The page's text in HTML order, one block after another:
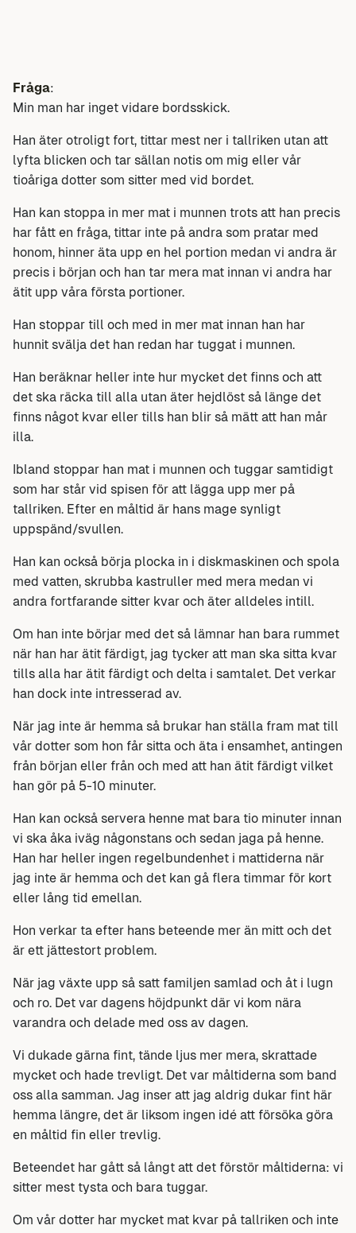
Fråga:
Min man har inget vidare bordsskick.
Han äter otroligt fort, tittar mest ner i tallriken utan att
lyfta blicken och tar sällan notis om mig eller vår
tioåriga dotter som sitter med vid bordet.
Han kan stoppa in mer mat i munnen trots att han precis
har fått en fråga, tittar inte på andra som pratar med
honom, hinner äta upp en hel portion medan vi andra är
precis i början och han tar mera mat innan vi andra har
ätit upp våra första portioner.
Han stoppar till och med in mer mat innan han har
hunnit svälja det han redan har tuggat i munnen.
Han beräknar heller inte hur mycket det finns och att
det ska räcka till alla utan äter hejdlöst så länge det
finns något kvar eller tills han blir så mätt att han mår
illa.
Ibland stoppar han mat i munnen och tuggar samtidigt
som har står vid spisen för att lägga upp mer på
tallriken. Efter en måltid är hans mage synligt
uppspänd/svullen.
Han kan också börja plocka in i diskmaskinen och spola
med vatten, skrubba kastruller med mera medan vi
andra fortfarande sitter kvar och äter alldeles intill.
Om han inte börjar med det så lämnar han bara rummet
när han har ätit färdigt, jag tycker att man ska sitta kvar
tills alla har ätit färdigt och delta i samtalet. Det verkar
han dock inte intresserad av.
När jag inte är hemma så brukar han ställa fram mat till
vår dotter som hon får sitta och äta i ensamhet, antingen
från början eller från och med att han ätit färdigt vilket
han gör på 5-10 minuter.
Han kan också servera henne mat bara tio minuter innan
vi ska åka iväg någonstans och sedan jaga på henne.
Han har heller ingen regelbundenhet i mattiderna när
jag inte är hemma och det kan gå flera timmar för kort
eller lång tid emellan.
Hon verkar ta efter hans beteende mer än mitt och det
är ett jättestort problem.
När jag växte upp så satt familjen samlad och åt i lugn
och ro. Det var dagens höjdpunkt där vi kom nära
varandra och delade med oss av dagen.
Vi dukade gärna fint, tände ljus mer mera, skrattade
mycket och hade trevligt. Det var måltiderna som band
oss alla samman. Jag inser att jag aldrig dukar fint här
hemma längre, det är liksom ingen idé att försöka göra
en måltid fin eller trevlig.
Beteendet har gått så långt att det förstör måltiderna: vi
sitter mest tysta och bara tuggar.
Om vår dotter har mycket mat kvar på tallriken och inte